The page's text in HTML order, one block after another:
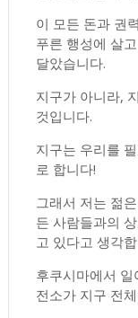
이 모든 돈과 권
푸른 행성에 살
달았습니다.
지구가 아니라,
것입니다.
지구는 우리를
로 합니다!
그래서 저는 젊
든 사람들과의
고 있다고 생각
후쿠시마에서
전소가 지구 전